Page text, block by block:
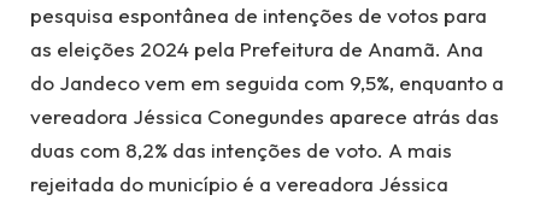
pesquisa espontânea de intenções de votos para
as eleições 2024 pela Prefeitura de Anamã. Ana
do Jandeco vem em seguida com 9,5%, enquanto a
vereadora Jéssica Conegundes aparece atrás das
duas com 8,2% das intenções de voto. A mais
rejeitada do município é a vereadora Jéssica